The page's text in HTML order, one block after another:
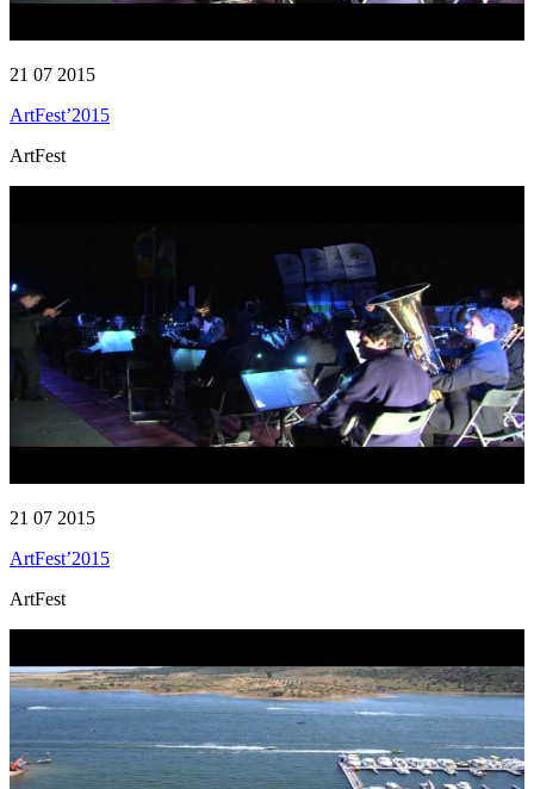
21 07 2015
ArtFest’2015
ArtFest
21 07 2015
ArtFest’2015
ArtFest